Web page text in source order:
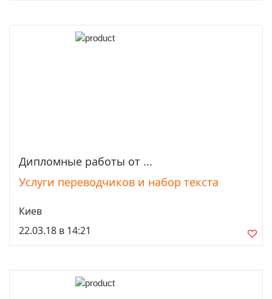
Просмотреть
Дипломные работы от ...
Услуги переводчиков и набор текста
Киев
22.03.18 в 14:21